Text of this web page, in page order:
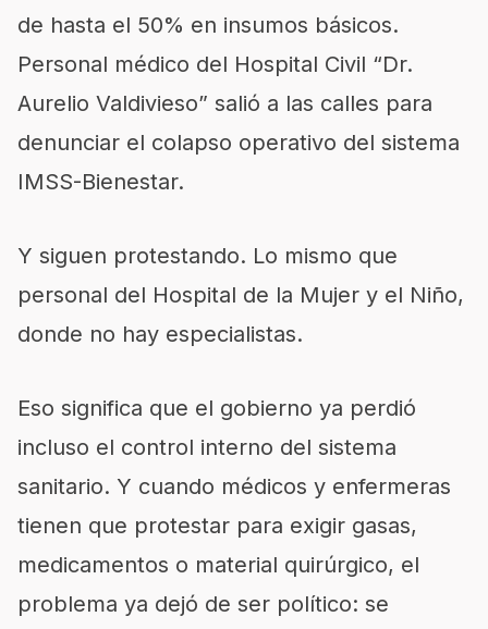
de hasta el 50% en insumos básicos.
Personal médico del Hospital Civil “Dr.
Aurelio Valdivieso” salió a las calles para
denunciar el colapso operativo del sistema
IMSS-Bienestar.
Y siguen protestando. Lo mismo que
personal del Hospital de la Mujer y el Niño,
donde no hay especialistas.
Eso significa que el gobierno ya perdió
incluso el control interno del sistema
sanitario. Y cuando médicos y enfermeras
tienen que protestar para exigir gasas,
medicamentos o material quirúrgico, el
problema ya dejó de ser político: se